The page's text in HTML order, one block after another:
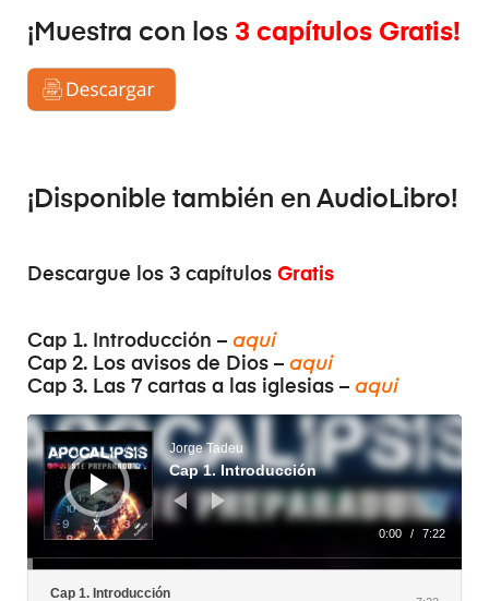
¡Muestra con los 3 capítulos Gratis!
¡Disponible también en AudioLibro!
Descargue los 3 capítulos Gratis
Cap 1. Introducción – aqui
Cap 2. Los avisos de Dios – aqui
Cap 3. Las 7 cartas a las iglesias – aqui
Reproductor
de
audio
Jorge Tadeu
Cap 1. Introducción
0:00 / 7:22
Cap 1. Introducción